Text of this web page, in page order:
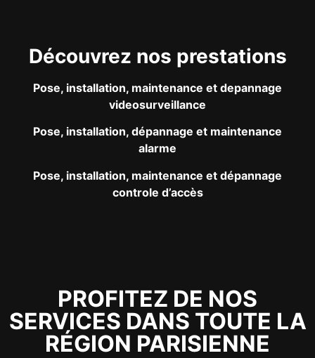
Découvrez nos prestations
Pose, installation, maintenance et depannage
videosurveillance
Pose, installation, dépannage et maintenance
alarme
Pose, installation, maintenance et dépannage
controle d’accès
PROFITEZ DE NOS
SERVICES DANS TOUTE LA
RÉGION PARISIENNE